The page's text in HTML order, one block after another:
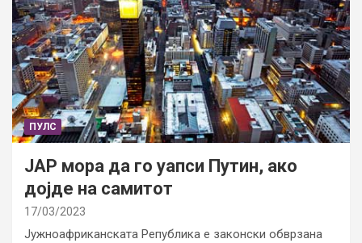
ПУЛС
ЈАР мора да го уапси Путин, ако
дојде на самитот
17/03/2023
Јужноафриканската Република е законски обврзана